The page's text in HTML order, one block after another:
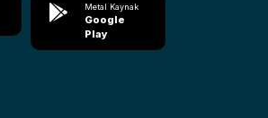
Metal Kaynak
Google
Play